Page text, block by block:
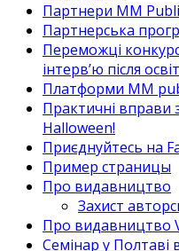
Партнери MM
Партнерська
Переможці
інтерв’ю після
Платформи MM
Практичні вправи
Halloween!
Приєднуйтесь на
Пример страницы
Про видавництво
Захист
Про видавництво
Семінар у Полтаві